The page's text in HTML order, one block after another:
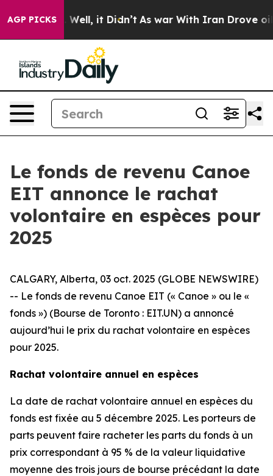
AGP PICKS
40%. Well, it Didn’t As war With Iran Drove oil
Le fonds de revenu Canoe
EIT annonce le rachat
volontaire en espèces pour
2025
CALGARY, Alberta, 03 oct. 2025 (GLOBE NEWSWIRE)
-- Le fonds de revenu Canoe EIT (« Canoe » ou le «
fonds ») (Bourse de Toronto : EIT.UN) a annoncé
aujourd’hui le prix du rachat volontaire en espèces
pour 2025.
Rachat volontaire annuel en espèces
La date de rachat volontaire annuel en espèces du
fonds est fixée au 5 décembre 2025. Les porteurs de
parts peuvent faire racheter les parts du fonds à un
prix correspondant à 95 % de la valeur liquidative
moyenne des trois jours de bourse précédant la date